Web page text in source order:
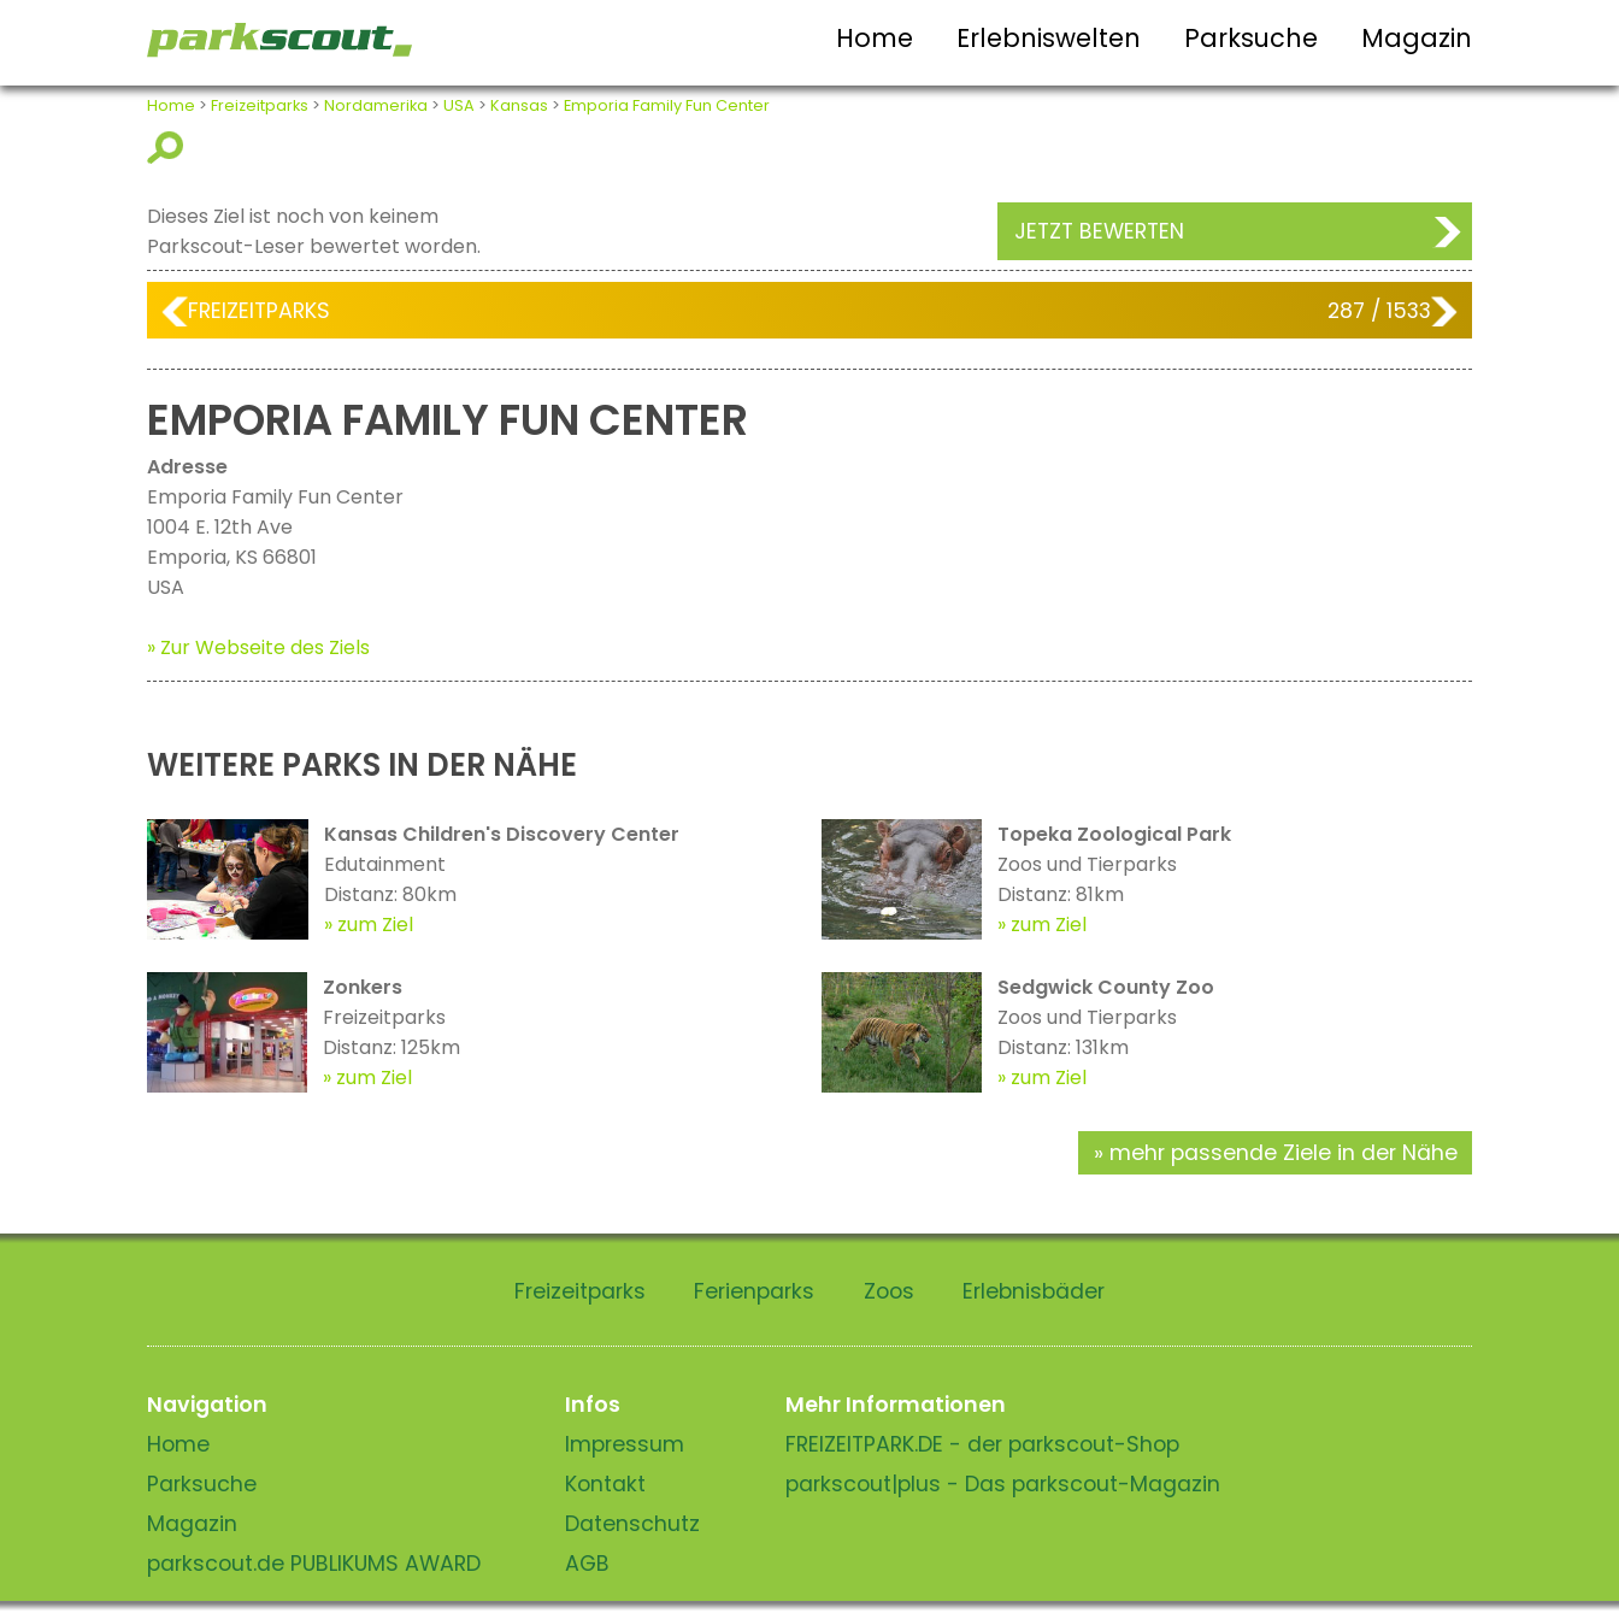
Home Erlebniswelten Parksuche Magazin
Home > Freizeitparks > Nordamerika > USA > Kansas > Emporia Family Fun Center
Dieses Ziel ist noch von keinem
Parkscout-Leser bewertet worden.
JETZT BEWERTEN
FREIZEITPARKS 287 / 1533
EMPORIA FAMILY FUN CENTER
Adresse
Emporia Family Fun Center
1004 E. 12th Ave
Emporia, KS 66801
USA
» Zur Webseite des Ziels
WEITERE PARKS IN DER NÄHE
Kansas Children's Discovery Center
Edutainment
Distanz: 80km
zum Ziel
Topeka Zoological Park
Zoos und Tierparks
Distanz: 81km
zum Ziel
Zonkers
Freizeitparks
Distanz: 125km
zum Ziel
Sedgwick County Zoo
Zoos und Tierparks
Distanz: 131km
zum Ziel
mehr passende Ziele in der Nähe
Freizeitparks Ferienparks Zoos Erlebnisbäder
Navigation
Home
Parksuche
Magazin
parkscout.de PUBLIKUMS AWARD
Infos
Impressum
Kontakt
Datenschutz
AGB
Mehr Informationen
FREIZEITPARK.DE - der parkscout-Shop
parkscout|plus - Das parkscout-Magazin